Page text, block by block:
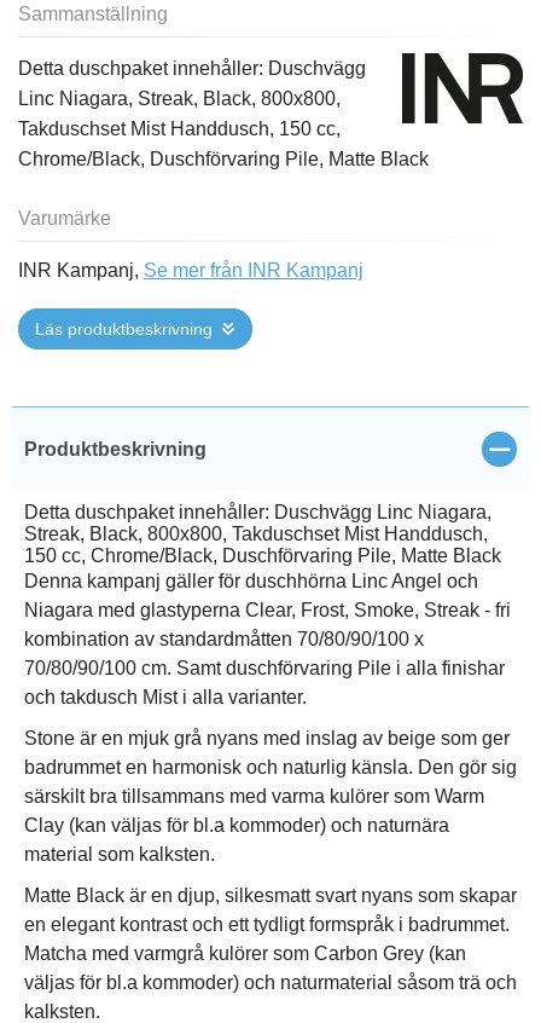
Sammanställning
Detta duschpaket innehåller: Duschvägg
Linc Niagara, Streak, Black, 800x800,
Takduschset Mist Handdusch, 150 cc,
Chrome/Black, Duschförvaring Pile, Matte Black
Varumärke
INR Kampanj, Se mer från INR Kampanj
Läs produktbeskrivning
Produktbeskrivning Stäng
Detta duschpaket innehåller: Duschvägg Linc Niagara,
Streak, Black, 800x800, Takduschset Mist Handdusch,
150 cc, Chrome/Black, Duschförvaring Pile, Matte Black
Denna kampanj gäller för duschhörna Linc Angel och
Niagara med glastyperna Clear, Frost, Smoke, Streak - fri
kombination av standardmåtten 70/80/90/100 x
70/80/90/100 cm. Samt duschförvaring Pile i alla finishar
och takdusch Mist i alla varianter.
Stone är en mjuk grå nyans med inslag av beige som ger
badrummet en harmonisk och naturlig känsla. Den gör sig
särskilt bra tillsammans med varma kulörer som Warm
Clay (kan väljas för bl.a kommoder) och naturnära
material som kalksten.
Matte Black är en djup, silkesmatt svart nyans som skapar
en elegant kontrast och ett tydligt formspråk i badrummet.
Matcha med varmgrå kulörer som Carbon Grey (kan
väljas för bl.a kommoder) och naturmaterial såsom trä och
kalksten.